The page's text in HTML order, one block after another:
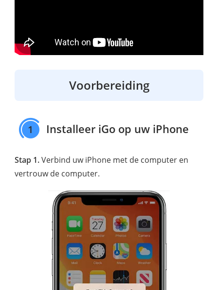
Voorbereiding
1 Installeer iGo op uw iPhone
Stap 1.Verbind uw iPhone met de computer en
vertrouw de computer.